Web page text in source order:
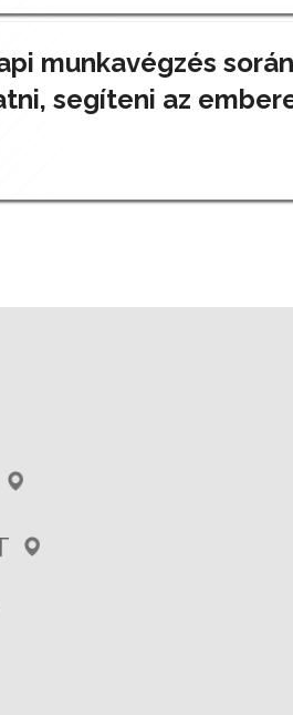
munkavégzés
segíteni az